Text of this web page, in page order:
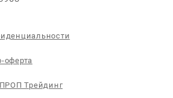
оферта
Трейдинг